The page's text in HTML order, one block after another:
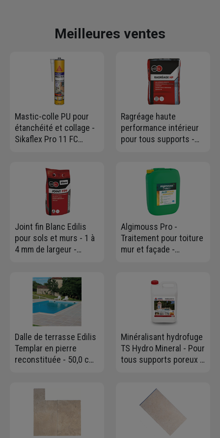
Meilleures ventes
Mastic-colle PU pour
étanchéité et collage -
Sikaflex Pro 11 FC
Ragréage haute
performance intérieur
pour tous supports -
Joint fin Blanc Edilis
pour sols et murs - 1 à
4 mm de largeur -
Algimouss Pro -
Traitement pour toiture
mur et façade -
l'emploi - Bidon de 30
Dalle de terrasse Edilis
Templar en pierre
reconstituée - 50,0 cm
Minéralisant hydrofuge
TS Hydro Mineral - Pour
tous supports poreux -